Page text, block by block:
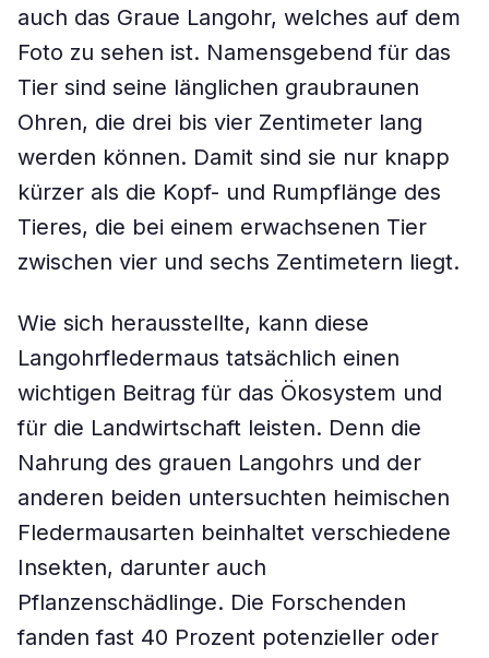
auch das Graue Langohr, welches auf dem
Foto zu sehen ist. Namensgebend für das
Tier sind seine länglichen graubraunen
Ohren, die drei bis vier Zentimeter lang
werden können. Damit sind sie nur knapp
kürzer als die Kopf- und Rumpflänge des
Tieres, die bei einem erwachsenen Tier
zwischen vier und sechs Zentimetern liegt.
Wie sich herausstellte, kann diese
Langohrfledermaus tatsächlich einen
wichtigen Beitrag für das Ökosystem und
für die Landwirtschaft leisten. Denn die
Nahrung des grauen Langohrs und der
anderen beiden untersuchten heimischen
Fledermausarten beinhaltet verschiedene
Insekten, darunter auch
Pflanzenschädlinge. Die Forschenden
fanden fast 40 Prozent potenzieller oder